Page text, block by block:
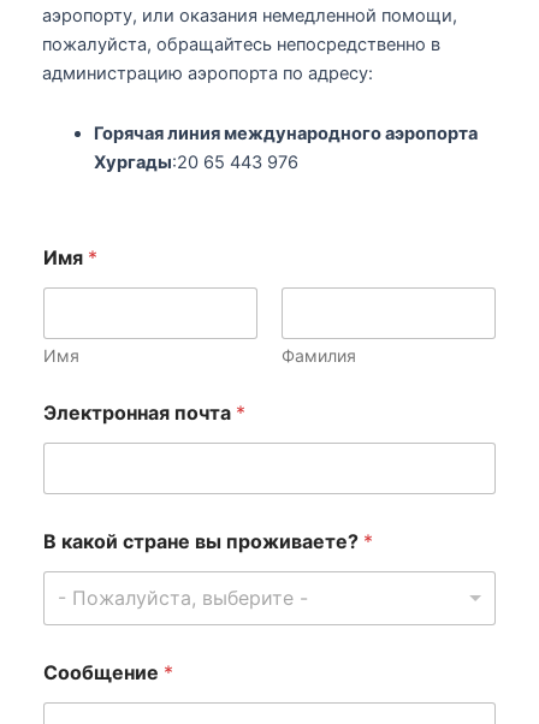
аэропорту, или оказания немедленной помощи,
пожалуйста, обращайтесь непосредственно в
администрацию аэропорта по адресу:
Горячая линия международного аэропорта
Хургады:20 65 443 976
Имя *
Имя Фамилия
д
е
а
ь
*
с
р
н
Электронная почта *
В какой стране вы проживаете? *
- Пожалуйста, выберите -
Сообщение *